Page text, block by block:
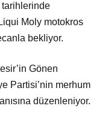
tarihlerinde
Moly motokros
bekliyor.
Gönen
Partisi’nin merhum
düzenleniyor.